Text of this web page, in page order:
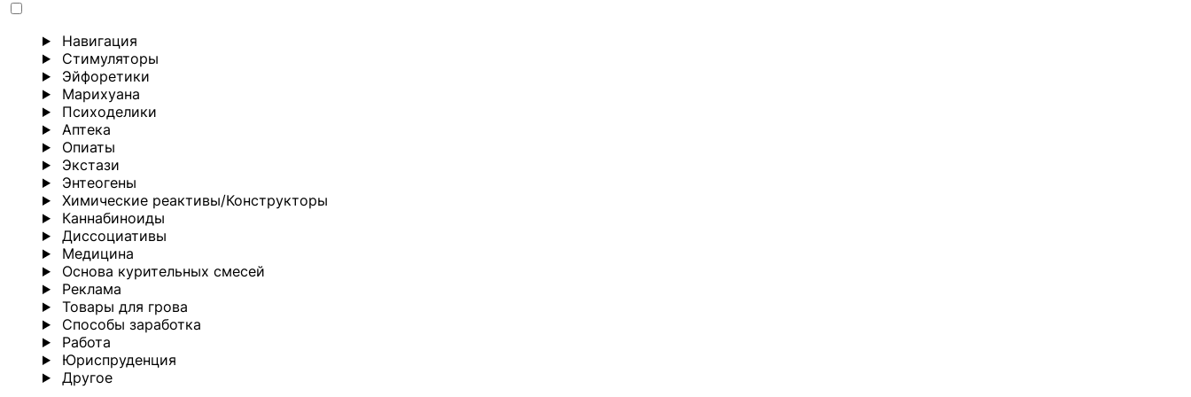
Навигация
Стимуляторы
Эйфоретики
Марихуана
Психоделики
Аптека
Опиаты
Экстази
Энтеогены
Химические реактивы/Конструкторы
Каннабиноиды
Диссоциативы
Медицина
Основа курительных смесей
Реклама
Товары для грова
Способы заработка
Работа
Юриспруденция
Другoе